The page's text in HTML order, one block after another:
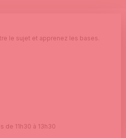
le sujet et apprenez les bases.​
de 11h30 à 13h30